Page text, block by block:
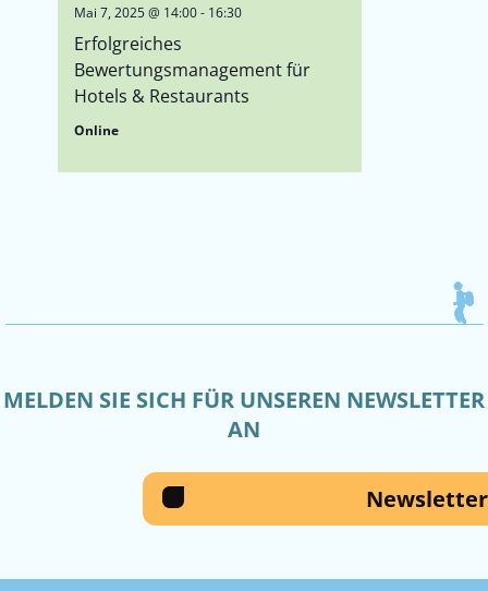
Erfolgreiches
Bewertungsmanagement für
Hotels & Restaurants
Mai 7, 2025 @ 14:00- 16:30
Online
MELDEN SIE SICH FÜR UNSEREN NEWSLETTER
AN
Newsletter